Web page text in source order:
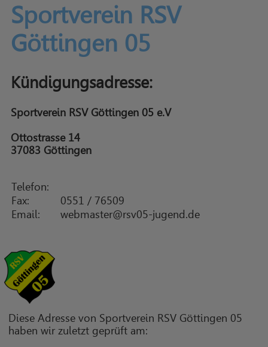
Sportverein RSV
Göttingen 05
Kündigungsadresse:
Sportverein RSV Göttingen 05 e.V
Ottostrasse 14
37083 Göttingen
Telefon:
Fax:
0551 / 76509
Email:
webmaster@rsv05-jugend.de
Diese Adresse von Sportverein RSV Göttingen 05
haben wir zuletzt geprüft am: